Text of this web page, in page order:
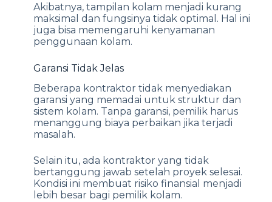
Akibatnya, tampilan kolam menjadi kurang
maksimal dan fungsinya tidak optimal. Hal ini
juga bisa memengaruhi kenyamanan
penggunaan kolam.
Garansi Tidak Jelas
Beberapa kontraktor tidak menyediakan
garansi yang memadai untuk struktur dan
sistem kolam. Tanpa garansi, pemilik harus
menanggung biaya perbaikan jika terjadi
masalah.
Selain itu, ada kontraktor yang tidak
bertanggung jawab setelah proyek selesai.
Kondisi ini membuat risiko finansial menjadi
lebih besar bagi pemilik kolam.